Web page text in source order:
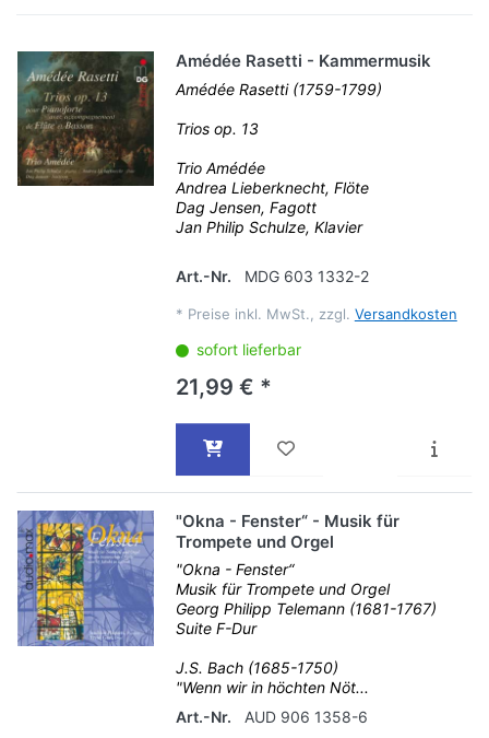
Amédée Rasetti - Kammermusik
Amédée Rasetti (1759-1799)
Trios op. 13
Trio Amédée
Andrea Lieberknecht, Flöte
Dag Jensen, Fagott
Jan Philip Schulze, Klavier
Art.-Nr. MDG 603 1332-2
* Preise inkl. MwSt., zzgl. Versandkosten
sofort lieferbar
21,99 € *
"Okna - Fenster“ - Musik für
Trompete und Orgel
"Okna - Fenster“
Musik für Trompete und Orgel
Georg Philipp Telemann (1681-1767)
Suite F-Dur
J.S. Bach (1685-1750)
"Wenn wir in höchten Nöt...
Art.-Nr.
AUD 906 1358-6